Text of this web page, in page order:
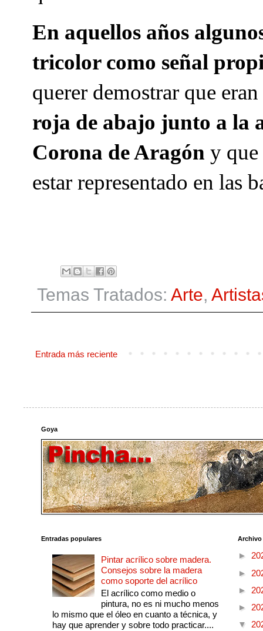
En aquellos años
tricolor como señal
querer demostrar que
roja de abajo junto a la
Corona de Aragón y
estar representado en las
Temas Tratados: Arte,
Entrada más reciente
Goya
Entradas populares
Pintar acrílico sobre madera.
Consejos sobre la madera
como soporte del acrílico
El acrílico como medio o
pintura, no es ni mucho menos
lo mismo que el óleo en cuanto a técnica, y
hay que aprender y sobre todo practicar....
►
►
►
►
▼